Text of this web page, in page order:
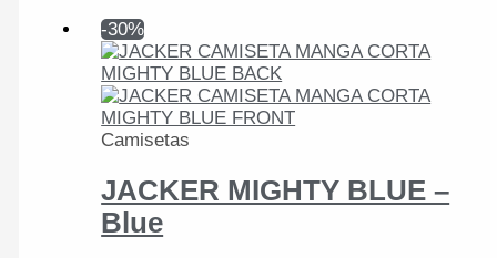
-30%
Camisetas
JACKER MIGHTY BLUE –
Blue